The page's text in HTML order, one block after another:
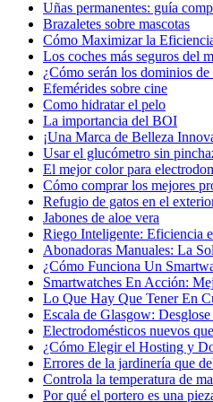
Uñas permanentes: guía
Brazaletes sobre mascotas
Cómo Maximizar la
Los coches más seguros del
¿Cómo serán los dominios
Efemérides sobre cine
Сomo hidratar el pelo
La importancia del BOI
¡Una Marca de Belleza
Usar el glucómetro sin
El mejor color para
Cómo comprar los mejores
Refugio de gatos en el
Jabones de aloe vera
Riego Inteligente: Eficiencia
Abonadoras Manuales: La
¿Cómo Funciona Un
Smartwatches En Acción:
Lo Que Hay Que Tener En
Escala de Glasgow:
Electrodomésticos nuevos
¿Cómo Elegir el Hosting y
Errores de la jardinería que
Controla la temperatura de
Por qué el portero es una